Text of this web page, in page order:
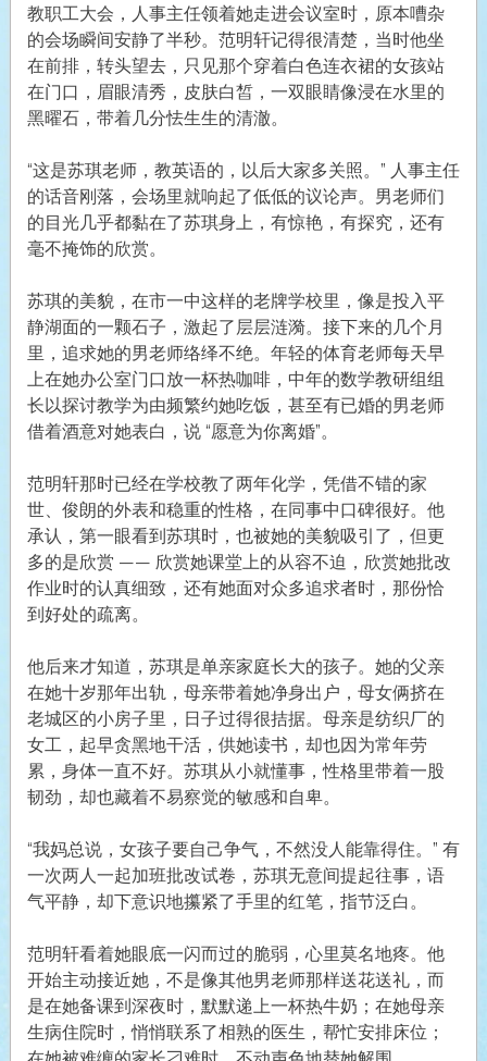
教职工大会，人事主任领着她走进会议室时，原本嘈杂
的会场瞬间安静了半秒。范明轩记得很清楚，当时他坐
在前排，转头望去，只见那个穿着白色连衣裙的女孩站
在门口，眉眼清秀，皮肤白皙，一双眼睛像浸在水里的
黑曜石，带着几分怯生生的清澈。
“这是苏琪老师，教英语的，以后大家多关照。” 人事主任
的话音刚落，会场里就响起了低低的议论声。男老师们
的目光几乎都黏在了苏琪身上，有惊艳，有探究，还有
毫不掩饰的欣赏。
苏琪的美貌，在市一中这样的老牌学校里，像是投入平
静湖面的一颗石子，激起了层层涟漪。接下来的几个月
里，追求她的男老师络绎不绝。年轻的体育老师每天早
上在她办公室门口放一杯热咖啡，中年的数学教研组组
长以探讨教学为由频繁约她吃饭，甚至有已婚的男老师
借着酒意对她表白，说 “愿意为你离婚”。
范明轩那时已经在学校教了两年化学，凭借不错的家
世、俊朗的外表和稳重的性格，在同事中口碑很好。他
承认，第一眼看到苏琪时，也被她的美貌吸引了，但更
多的是欣赏 —— 欣赏她课堂上的从容不迫，欣赏她批改
作业时的认真细致，还有她面对众多追求者时，那份恰
到好处的疏离。
他后来才知道，苏琪是单亲家庭长大的孩子。她的父亲
在她十岁那年出轨，母亲带着她净身出户，母女俩挤在
老城区的小房子里，日子过得很拮据。母亲是纺织厂的
女工，起早贪黑地干活，供她读书，却也因为常年劳
累，身体一直不好。苏琪从小就懂事，性格里带着一股
韧劲，却也藏着不易察觉的敏感和自卑。
“我妈总说，女孩子要自己争气，不然没人能靠得住。” 有
一次两人一起加班批改试卷，苏琪无意间提起往事，语
气平静，却下意识地攥紧了手里的红笔，指节泛白。
范明轩看着她眼底一闪而过的脆弱，心里莫名地疼。他
开始主动接近她，不是像其他男老师那样送花送礼，而
是在她备课到深夜时，默默递上一杯热牛奶；在她母亲
生病住院时，悄悄联系了相熟的医生，帮忙安排床位；